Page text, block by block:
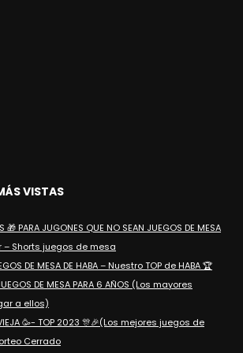
VISTAS
🎁 PARA JUGONES QUE NO SEAN JUEGOS DE MESA
Shorts juegos de mesa
DE MESA DE HABA – Nuestro TOP de HABA 🏆
DE MESA PARA 6 AÑOS (Los mayores
a ellos)
🥳- TOP 2023 🎊🎉(Los mejores juegos de
Cerrado